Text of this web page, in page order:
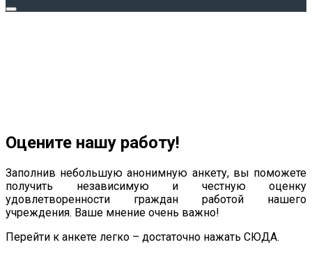
Оцените нашу работу!
Заполнив небольшую анонимную анкету, вы поможете
получить независимую и честную оценку
удовлетворенности граждан работой нашего
учреждения. Ваше мнение очень важно!
Перейти к анкете легко – достаточно нажать СЮДА.